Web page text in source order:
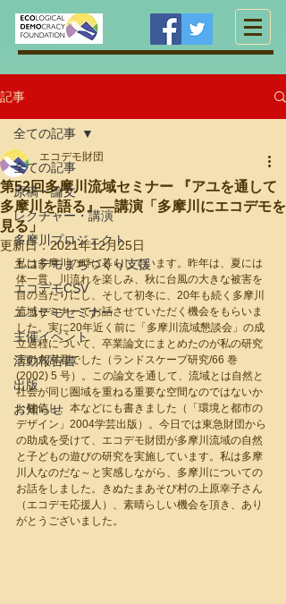
記事
全ての記事
原稿・論文
レクチャー・講演
多摩川プロジェクト
エコデモまちづくり支援
エコデモCSV
エコデモセミナー
主催イベント
活動報告書
出版
お知らせ
全ての記事
第52回多摩川流域セミナー 『アユを通して
多摩川を語る』―講演「多摩川にエコデモを
見る」
エコデモ財団
更新日：2021年12月25日
私は多摩川の畔に暮らしています。昨年は、夏には
体一貫、川流れを楽しみ、秋に台風の大きな被害を
目の当たりにし、そして初冬に、20年も続く多摩川
流域セミナーでお話させていただく機会をもらいま
した。実に20年近く前に「多摩川流域懇談会」の成
立過程について、卒業論文にまとめたのが私の研究
室の六宮君でした（ランドスケープ研究/66 巻
(2002) 5 号）。この論文を通して、流域とは自然と
社会が同じ圏域を重ねる重要な空間なのではないか
と確信し、本などにも書きました（「環境と都市の
デザイン」2004学芸出版）。今日では東急財団から
の助成を受けて、エコデモ財団が多摩川流域の自然
と子どもの遊びの研究を実施しています。私は多摩
川人なのだな～と実感しながら、多摩川についての
お話をしました。きぬたまあそび村の上原幸子さん
（エコデモ応援人）、素晴らしい機会を頂き、あり
がとうございました。